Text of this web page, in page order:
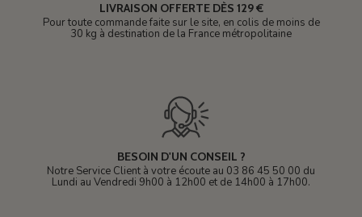
LIVRAISON OFFERTE DÈS 129 €
Pour toute commande faite sur le site, en colis de moins de
30 kg à destination de la France métropolitaine
BESOIN D'UN CONSEIL ?
Notre Service Client à votre écoute au 03 86 45 50 00 du
Lundi au Vendredi 9h00 à 12h00 et de 14h00 à 17h00.